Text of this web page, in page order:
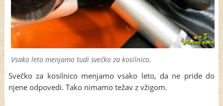
Vsako leto menjamo tudi svečko za kosilnico.
Svečko za kosilnico menjamo vsako leto, da ne pride do
njene odpovedi. Tako nimamo težav z vžigom.